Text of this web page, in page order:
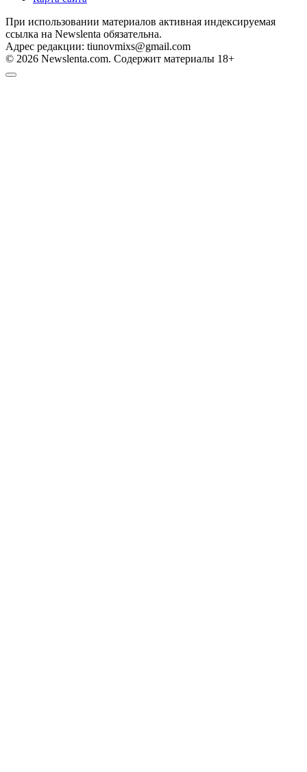
При использовании материалов активная индексируемая
ссылка на Newslenta обязательна.
Адрес редакции: tiunovmixs@gmail.com
© 2026 Newslenta.com. Содержит материалы 18+